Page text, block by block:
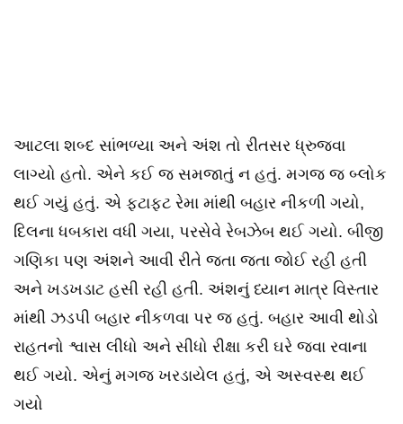
આટલા શબ્દ સાંભળ્યા અને અંશ તો રીતસર ધ્રુજવા
લાગ્યો હતો. એને કઈ જ સમજાતું ન હતું. મગજ જ બ્લોક
થઈ ગયું હતું. એ ફટાફટ રેમા માંથી બહાર નીકળી ગયો,
દિલના ધબકારા વધી ગયા, પરસેવે રેબઝેબ થઈ ગયો. બીજી
ગણિકા પણ અંશને આવી રીતે જતા જતા જોઈ રહી હતી
અને ખડખડાટ હસી રહી હતી. અંશનું ધ્યાન માત્ર વિસ્તાર
માંથી ઝડપી બહાર નીકળવા પર જ હતું. બહાર આવી થોડો
રાહતનો શ્વાસ લીધો અને સીધો રીક્ષા કરી ઘરે જવા રવાના
થઈ ગયો. એનું મગજ ખરડાયેલ હતું, એ અસ્વસ્થ થઈ
ગયો